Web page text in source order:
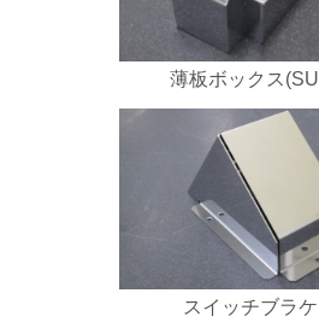
薄板ボックス
スイッチブラケ